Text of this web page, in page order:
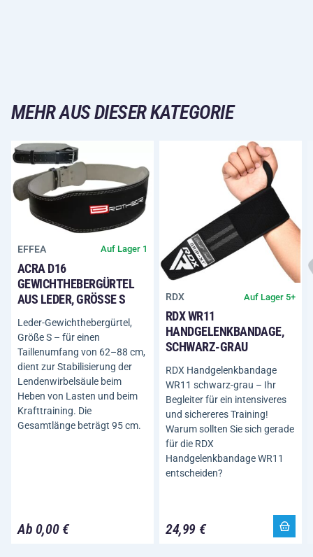
MEHR AUS DIESER KATEGORIE
EFFEA Auf Lager 1
ACRA D16
GEWICHTHEBERGÜRTEL
AUS LEDER, GRÖSSE S
Leder-Gewichthebergürtel,
Größe S – für einen
Taillenumfang von 62–88 cm,
dient zur Stabilisierung der
Lendenwirbelsäule beim
Heben von Lasten und beim
Krafttraining. Die
Gesamtlänge beträgt 95 cm.
Ab 0,00 €
RDX Auf Lager 5+
RDX WR11
HANDGELENKBANDAGE,
SCHWARZ-GRAU
RDX Handgelenkbandage
WR11 schwarz-grau – Ihr
Begleiter für ein intensiveres
und sichereres Training!
Warum sollten Sie sich gerade
für die RDX
Handgelenkbandage WR11
entscheiden?
24,99 €